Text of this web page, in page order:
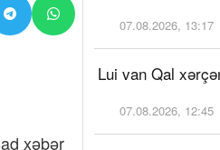
xəbər
07.08.2026, 13:17
Lui van Qal
07.08.2026, 12:45